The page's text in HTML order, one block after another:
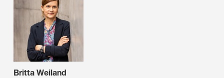
Britta Weiland